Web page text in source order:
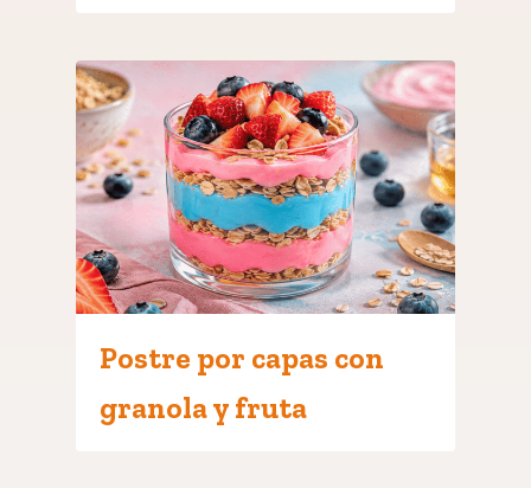
Postre por capas con
granola y fruta